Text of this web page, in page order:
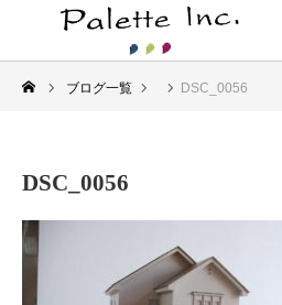
ブログ一覧 DSC_0056
DSC_0056